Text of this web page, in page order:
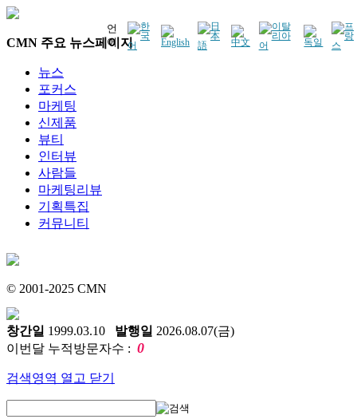
언
어
CMN 주요 뉴스페이지
뉴스
포커스
마케팅
신제품
뷰티
인터뷰
사람들
마케팅리뷰
기획특집
커뮤니티
© 2001-2025 CMN
창간일 1999.03.10 발행일 2026.08.07(금)
이번달 누적방문자수 : 0
검색영역 열고 닫기